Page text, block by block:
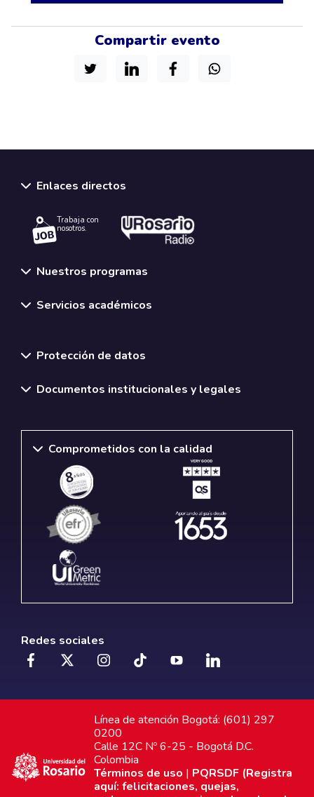
Compartir evento
Enlaces directos
Trabaja con
nosotros.
Nuestros programas
Servicios académicos
Protección de datos
Documentos institucionales y legales
Comprometidos con la calidad
Redes sociales
Línea de atención Bogotá: (601) 297
0200
Calle 12C Nº 6-25 - Bogotá D.C.
Colombia
Términos de uso | PQRSDF (Registra
aquí: felicitaciones, quejas,